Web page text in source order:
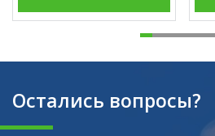
Остались вопросы?